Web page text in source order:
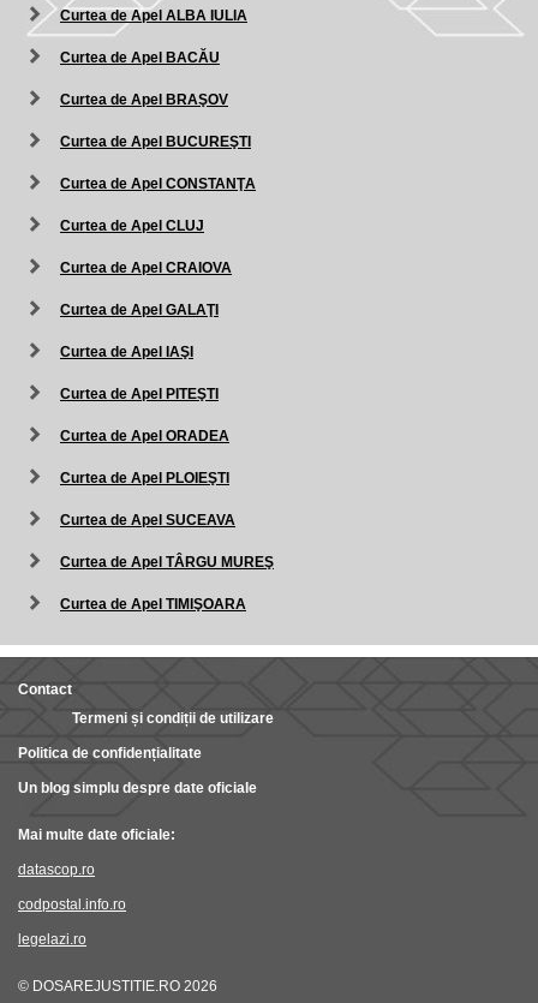
Curtea de Apel ALBA IULIA
Curtea de Apel BACĂU
Curtea de Apel BRAŞOV
Curtea de Apel BUCUREŞTI
Curtea de Apel CONSTANŢA
Curtea de Apel CLUJ
Curtea de Apel CRAIOVA
Curtea de Apel GALAŢI
Curtea de Apel IAŞI
Curtea de Apel PITEŞTI
Curtea de Apel ORADEA
Curtea de Apel PLOIEŞTI
Curtea de Apel SUCEAVA
Curtea de Apel TÂRGU MUREŞ
Curtea de Apel TIMIŞOARA
Contact
Termeni și condiții de utilizare
Politica de confidențialitate
Un blog simplu despre date oficiale
Mai multe date oficiale:
datascop.ro
codpostal.info.ro
legelazi.ro
© DOSAREJUSTITIE.RO 2026